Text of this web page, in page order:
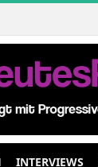
INTERVIEWS